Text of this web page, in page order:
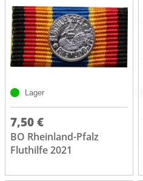
Lager
7,50 €
BO Rheinland-Pfalz
Fluthilfe 2021